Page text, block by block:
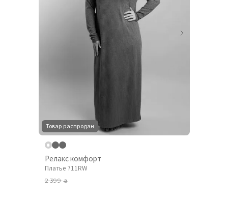
Товар распродан
Релакс комфорт
Платье 711RW
2 399₴